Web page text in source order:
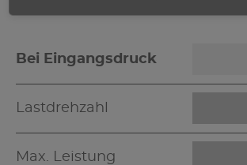
Bei Eingangsdruck
Lastdrehzahl
Max. Leistung